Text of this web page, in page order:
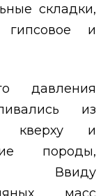
складки,
и
давления
из
кверху и
породы,
Ввиду